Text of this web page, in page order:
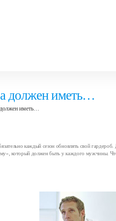
должен иметь…
иметь…
каждый сезон обновлять свой
который должен быть у каждого мужчины.